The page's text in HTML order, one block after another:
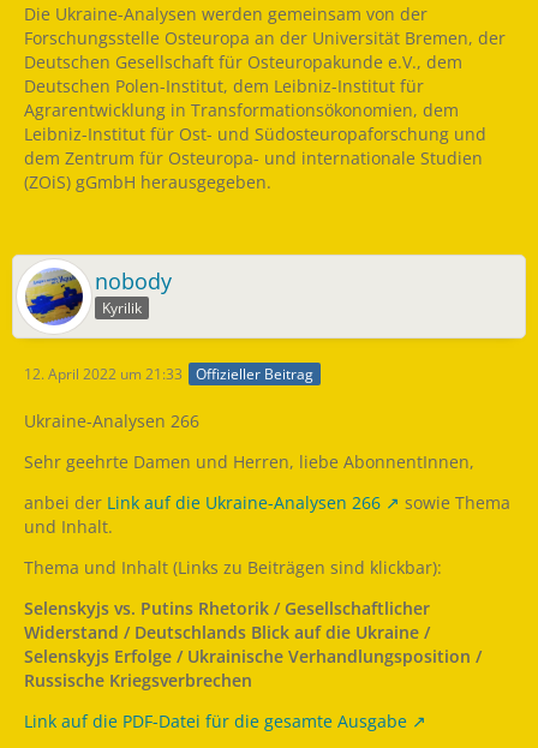
Die Ukraine-Analysen werden gemeinsam von der
Forschungsstelle Osteuropa an der Universität Bremen, der
Deutschen Gesellschaft für Osteuropakunde e.V., dem
Deutschen Polen-Institut, dem Leibniz-Institut für
Agrarentwicklung in Transformationsökonomien, dem
Leibniz-Institut für Ost- und Südosteuropaforschung und
dem Zentrum für Osteuropa- und internationale Studien
(ZOiS) gGmbH herausgegeben.
nobody
Kyrilik
12. April 2022 um 21:33 Offizieller Beitrag
Ukraine-Analysen 266
Sehr geehrte Damen und Herren, liebe AbonnentInnen,
anbei der Link auf die Ukraine-Analysen 266
sowie Thema
und Inhalt.
Thema und Inhalt (Links zu Beiträgen sind klickbar):
Selenskyjs vs. Putins Rhetorik / Gesellschaftlicher
Widerstand / Deutschlands Blick auf die Ukraine /
Selenskyjs Erfolge / Ukrainische Verhandlungsposition /
Russische Kriegsverbrechen
Link auf die PDF-Datei für die gesamte Ausgabe